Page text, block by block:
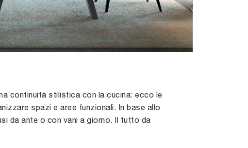
continuità stilistica con la cucina: ecco le
spazi e aree funzionali. In base allo
da ante o con vani a giorno. Il tutto da